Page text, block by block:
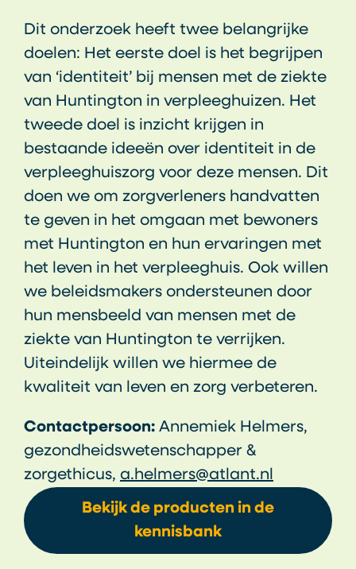
Dit onderzoek heeft twee belangrijke
doelen: Het eerste doel is het begrijpen
van ‘identiteit’ bij mensen met de ziekte
van Huntington in verpleeghuizen. Het
tweede doel is inzicht krijgen in
bestaande ideeën over identiteit in de
verpleeghuiszorg voor deze mensen. Dit
doen we om zorgverleners handvatten
te geven in het omgaan met bewoners
met Huntington en hun ervaringen met
het leven in het verpleeghuis. Ook willen
we beleidsmakers ondersteunen door
hun mensbeeld van mensen met de
ziekte van Huntington te verrijken.
Uiteindelijk willen we hiermee de
kwaliteit van leven en zorg verbeteren.
Contactpersoon: Annemiek Helmers,
gezondheidswetenschapper &
zorgethicus, a.helmers@atlant.nl
Bekijk de producten in de
kennisbank